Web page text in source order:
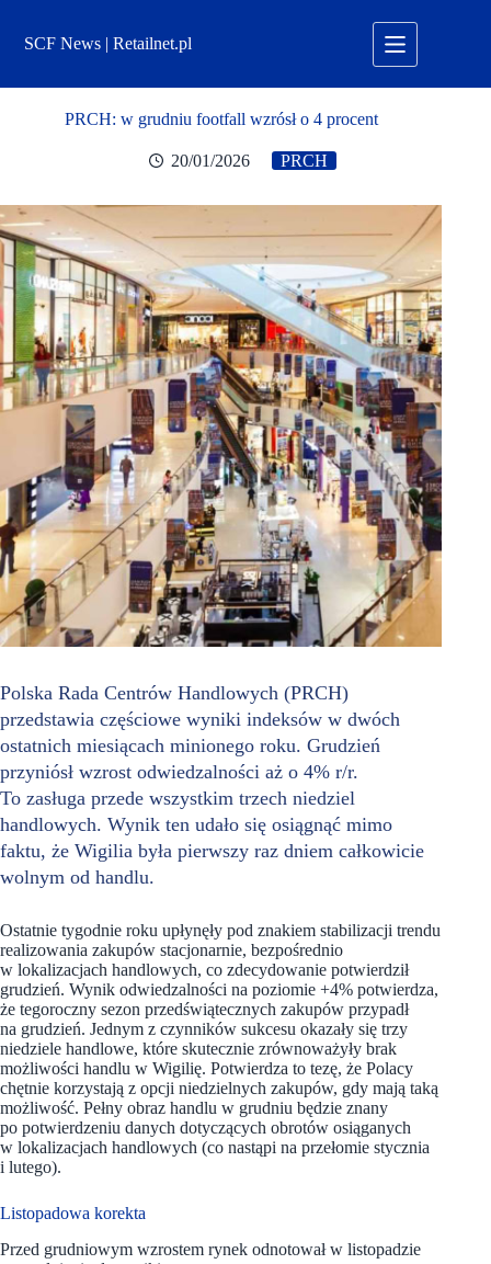
treściSCF News | Retailnet.pl
PRCH: w grudniu footfall wzrósł o 4 procent
20/01/2026 PRCH
Polska Rada Centrów Handlowych (PRCH)
przedstawia częściowe wyniki indeksów w dwóch
ostatnich miesiącach minionego roku. Grudzień
przyniósł wzrost odwiedzalności aż o 4% r/r.
To zasługa przede wszystkim trzech niedziel
handlowych. Wynik ten udało się osiągnąć mimo
faktu, że Wigilia była pierwszy raz dniem całkowicie
wolnym od handlu.
Ostatnie tygodnie roku upłynęły pod znakiem stabilizacji trendu
realizowania zakupów stacjonarnie, bezpośrednio
w lokalizacjach handlowych, co zdecydowanie potwierdził
grudzień. Wynik odwiedzalności na poziomie +4% potwierdza,
że tegoroczny sezon przedświątecznych zakupów przypadł
na grudzień. Jednym z czynników sukcesu okazały się trzy
niedziele handlowe, które skutecznie zrównoważyły brak
możliwości handlu w Wigilię. Potwierdza to tezę, że Polacy
chętnie korzystają z opcji niedzielnych zakupów, gdy mają taką
możliwość. Pełny obraz handlu w grudniu będzie znany
po potwierdzeniu danych dotyczących obrotów osiąganych
w lokalizacjach handlowych (co nastąpi na przełomie stycznia
i lutego).
Listopadowa korekta
Przed grudniowym wzrostem rynek odnotował w listopadzie